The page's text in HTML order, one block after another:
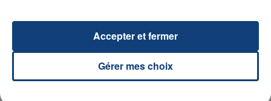
Gérer mes choix
Accepter et fermer